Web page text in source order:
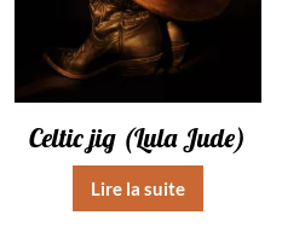
Celtic jig (Lula Jude)
Lire la suite